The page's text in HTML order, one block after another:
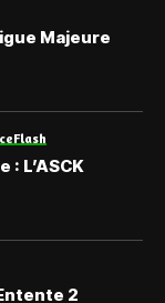
Majeure
Flash
: L’ASCK
2